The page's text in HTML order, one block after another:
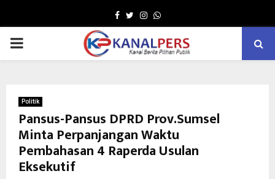
Facebook
TwitterInstagram
Whatsapp
PRIMARY
Politik
Pansus-Pansus DPRD Prov.Sumsel
Minta Perpanjangan Waktu
Pembahasan 4 Raperda Usulan
Eksekutif